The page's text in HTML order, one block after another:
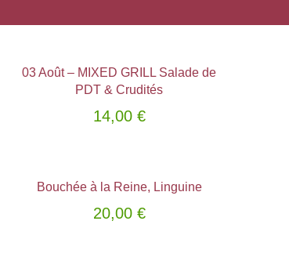
03 Août – MIXED GRILL Salade de
PDT & Crudités
14,00 €
Bouchée à la Reine, Linguine
20,00 €
Choix des options